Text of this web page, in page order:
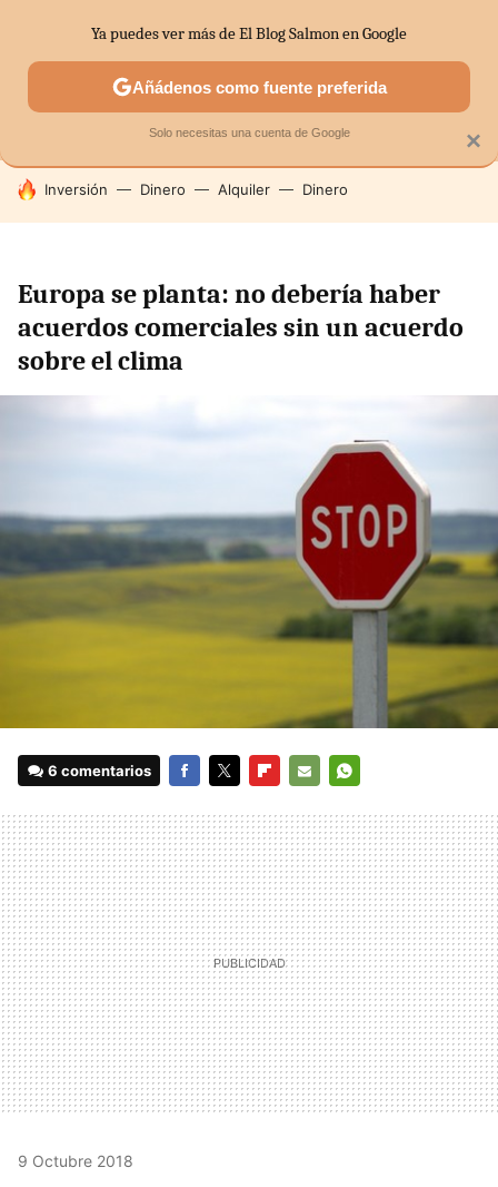
MENÚ NUEVO
ECONOMÍA DOMÉSTICA MERCADOS
HOY SE HABLA DE
Inversión Dinero Alquiler Dinero
Europa se planta: no debería haber
acuerdos comerciales sin un acuerdo
sobre el clima
6 comentarios
MAIL
9 Octubre 2018
×
Ya puedes ver más de El Blog Salmon en Google
Añádenos como fuente preferida
Solo necesitas una cuenta de Google